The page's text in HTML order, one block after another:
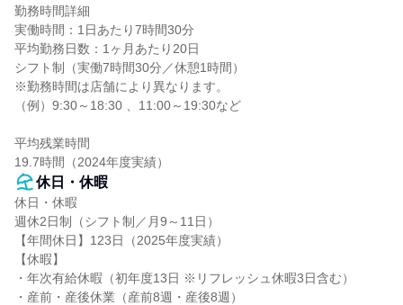
勤務時間詳細
実働時間：1日あたり7時間30分
平均勤務日数：1ヶ月あたり20日
シフト制（実働7時間30分／休憩1時間）
※勤務時間は店舗により異なります。
（例）9:30～18:30 、11:00～19:30など
平均残業時間
19.7時間（2024年度実績）
休日・休暇
休日・休暇
週休2日制（シフト制／月9～11日）
【年間休日】123日（2025年度実績）
【休暇】
・年次有給休暇（初年度13日 ※リフレッシュ休暇3日含む）
・産前・産後休業（産前8週・産後8週）